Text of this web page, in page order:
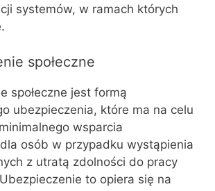
systemów, w ramach których
społeczne
społeczne jest formą
ubezpieczenia, które ma na celu
wsparcia
osób w przypadku wystąpienia
z utratą zdolności do pracy
to opiera się na